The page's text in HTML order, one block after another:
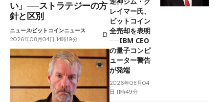
い」──ストラテジーの方
針と区別
ニュースビットコインニュース
2026年08月04日 14時19分
レイマー氏、
ビットコイン
全売却を表明
──IBM CEO
の量子コンピ
ューター警告
が発端
2026年08月04
日 11時49分